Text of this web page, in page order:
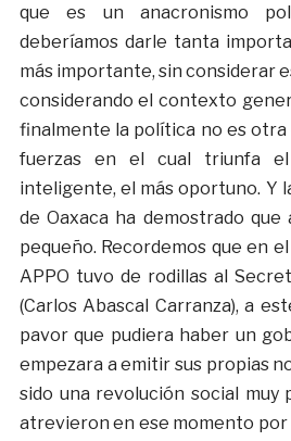
que es un anacronismo
deberíamos darle tanta
más importante, sin considerar
considerando el contexto
finalmente la política no es otra
fuerzas en el cual triunfa
inteligente, el más oportuno. Y
de Oaxaca ha demostrado que
pequeño. Recordemos que en
APPO tuvo de rodillas al
(Carlos Abascal Carranza), a
pavor que pudiera haber un
empezara a emitir sus propias
sido una revolución social muy
atrevieron en ese momento por